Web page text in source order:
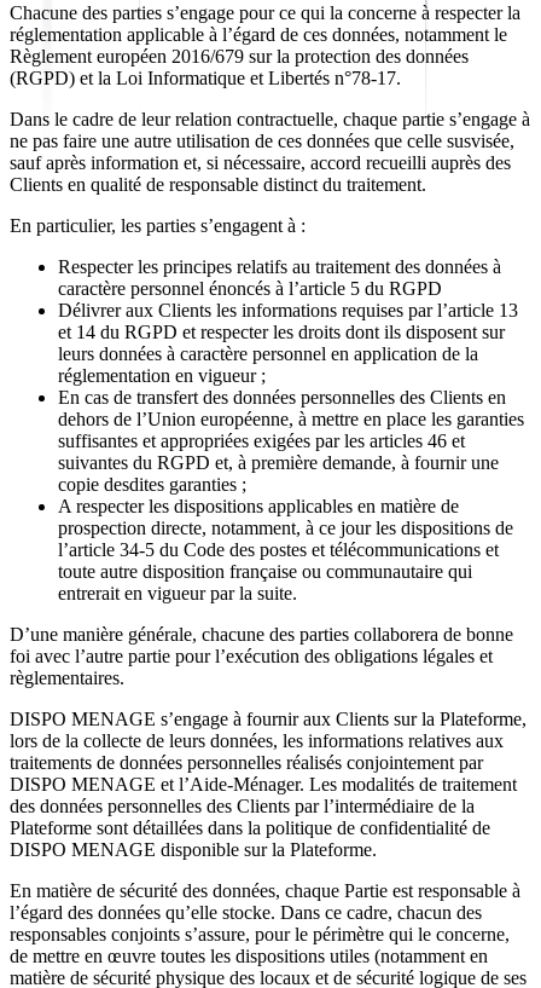
Chacune des parties s’engage pour ce qui la concerne à respecter la
réglementation applicable à l’égard de ces données, notamment le
Règlement européen 2016/679 sur la protection des données
(RGPD) et la Loi Informatique et Libertés n°78-17.
Dans le cadre de leur relation contractuelle, chaque partie s’engage à
ne pas faire une autre utilisation de ces données que celle susvisée,
sauf après information et, si nécessaire, accord recueilli auprès des
Clients en qualité de responsable distinct du traitement.
En particulier, les parties s’engagent à :
Respecter les principes relatifs au traitement des données à
caractère personnel énoncés à l’article 5 du RGPD
Délivrer aux Clients les informations requises par l’article 13
et 14 du RGPD et respecter les droits dont ils disposent sur
leurs données à caractère personnel en application de la
réglementation en vigueur ;
En cas de transfert des données personnelles des Clients en
dehors de l’Union européenne, à mettre en place les garanties
suffisantes et appropriées exigées par les articles 46 et
suivantes du RGPD et, à première demande, à fournir une
copie desdites garanties ;
A respecter les dispositions applicables en matière de
prospection directe, notamment, à ce jour les dispositions de
l’article 34-5 du Code des postes et télécommunications et
toute autre disposition française ou communautaire qui
entrerait en vigueur par la suite.
D’une manière générale, chacune des parties collaborera de bonne
foi avec l’autre partie pour l’exécution des obligations légales et
règlementaires.
DISPO MENAGE s’engage à fournir aux Clients sur la Plateforme,
lors de la collecte de leurs données, les informations relatives aux
traitements de données personnelles réalisés conjointement par
DISPO MENAGE et l’Aide-Ménager. Les modalités de traitement
des données personnelles des Clients par l’intermédiaire de la
Plateforme sont détaillées dans la politique de confidentialité de
DISPO MENAGE disponible sur la Plateforme.
En matière de sécurité des données, chaque Partie est responsable à
l’égard des données qu’elle stocke. Dans ce cadre, chacun des
responsables conjoints s’assure, pour le périmètre qui le concerne,
de mettre en œuvre toutes les dispositions utiles (notamment en
matière de sécurité physique des locaux et de sécurité logique de ses